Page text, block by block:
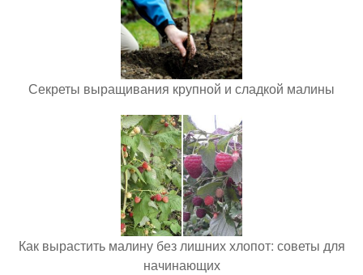
Секреты выращивания крупной и сладкой малины
Как вырастить малину без лишних хлопот: советы для
начинающих